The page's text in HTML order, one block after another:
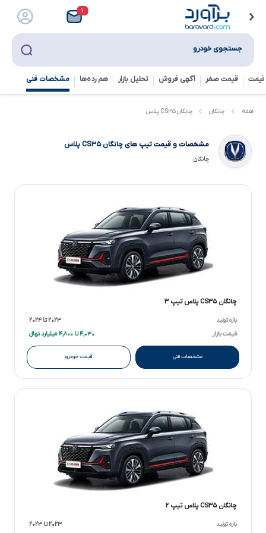
۱
جستجوی خودرو
قیمت صفر آگهی فروش تحلیل بازار هم رده‌ها‌ مشخصات فنی
همه چانگان چانگان CS۳۵ پلاس
مشخصات و قیمت تیپ هایچانگان CS۳۵ پلاس
چانگان
چانگان CS۳۵ پلاس تیپ ۳
بازه تولید
۲۰۲۳ تا ۲۰۲۴
قیمت بازار
۴,۰۳۰ تا ۴,۸۰۰ میلیارد تومانءءء
مشخصات فنی قیمت خودرو
چانگان CS۳۵ پلاس تیپ ۲
بازه تولید ۲۰۲۳ تا ۲۰۲۳